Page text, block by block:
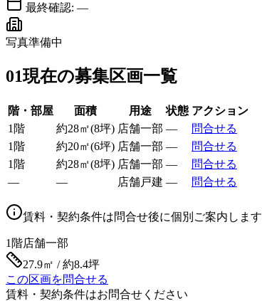
最終確認: —
写真準備中
01現在の募集区画一覧
階・部屋 面積 用途 状態 アクション
1階
約28㎡(8坪) 店舗一部 —
問合せる
1階
約20㎡(6坪) 店舗一部 —
問合せる
1階
約28㎡(8坪) 店舗一部 —
問合せる
—
— 店舗戸建 — 問合せる
賃料・契約条件は問合せ後に個別ご案内します
1階店舗一部
27.9㎡ / 約8.4坪
この区画を問合せる
賃料・契約条件はお問合せください